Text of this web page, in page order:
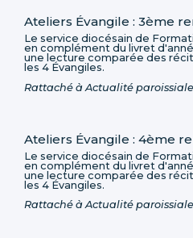
Ateliers Évangile : 3ème
Le service diocésain de
en complément du livret
une lecture comparée des
les 4 Évangiles.
Rattaché à Actualité paroissiale
Ateliers Évangile : 4ème
Le service diocésain de
en complément du livret
une lecture comparée des
les 4 Évangiles.
Rattaché à Actualité paroissiale